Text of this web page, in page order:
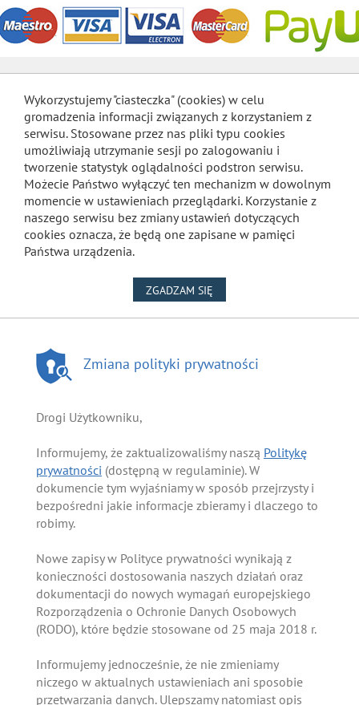
Wykorzystujemy "ciasteczka" (cookies) w celu
gromadzenia informacji związanych z korzystaniem z
serwisu. Stosowane przez nas pliki typu cookies
umożliwiają utrzymanie sesji po zalogowaniu i
tworzenie statystyk oglądalności podstron serwisu.
Możecie Państwo wyłączyć ten mechanizm w dowolnym
momencie w ustawieniach przeglądarki. Korzystanie z
naszego serwisu bez zmiany ustawień dotyczących
cookies oznacza, że będą one zapisane w pamięci
Państwa urządzenia.
ZGADZAM SIĘ
Zmiana polityki prywatności
Drogi Użytkowniku,
Informujemy, że zaktualizowaliśmy naszą Politykę
prywatności (dostępną w regulaminie). W
dokumencie tym wyjaśniamy w sposób przejrzysty i
bezpośredni jakie informacje zbieramy i dlaczego to
robimy.
Nowe zapisy w Polityce prywatności wynikają z
konieczności dostosowania naszych działań oraz
dokumentacji do nowych wymagań europejskiego
Rozporządzenia o Ochronie Danych Osobowych
(RODO), które będzie stosowane od 25 maja 2018 r.
Informujemy jednocześnie, że nie zmieniamy
niczego w aktualnych ustawieniach ani sposobie
przetwarzania danych. Ulepszamy natomiast opis